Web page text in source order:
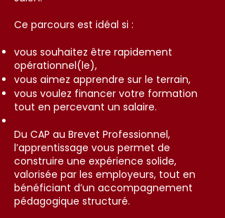
Ce parcours est idéal si :
vous souhaitez être rapidement
opérationnel(le),
vous aimez apprendre sur le terrain,
vous voulez financer votre formation
tout en percevant un salaire.
Du CAP au Brevet Professionnel,
l’apprentissage vous permet de
construire une expérience solide,
valorisée par les employeurs, tout en
bénéficiant d’un accompagnement
pédagogique structuré.